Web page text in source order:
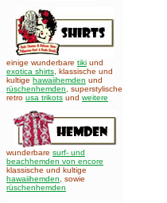
einige wunderbare tiki und
exotica shirts , klassische und
kultige hawaiihemden und
rüschenhemden , superstylische
retro usa trikots und weitere
wunderbare surf- und
beachhemden von encore
klassische und kultige
hawaiihemden
sowie
rüschenhemden